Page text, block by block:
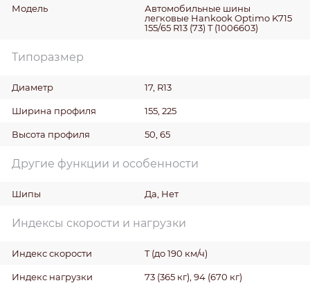
Модель
Автомобильные шины
легковые Hankook Optimo K715
155/65 R13 (73) T (1006603)
Типоразмер
Диаметр 17, R13
Ширина профиля 155, 225
Высота профиля 50, 65
Другие функции и особенности
Шипы Да, Нет
Индексы скорости и нагрузки
Индекс скорости T (до 190 км/ч)
Индекс нагрузки 73 (365 кг), 94 (670 кг)